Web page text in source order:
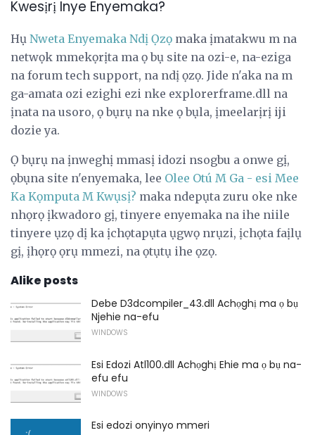
Kwesịrị Inye Enyemaka?
Hụ Nweta Enyemaka Ndị Ọzọ maka ịmatakwu m na
netwọk mmekọrịta ma ọ bụ site na ozi-e, na-eziga
na forum tech support, na ndị ọzọ. Jide n'aka na m
ga-amata ozi ezighi ezi nke explorerframe.dll na
ịnata na usoro, ọ bụrụ na nke ọ bụla, ịmeelarịrị iji
dozie ya.
Ọ bụrụ na ịnweghị mmasị idozi nsogbu a onwe gị,
ọbụna site n'enyemaka, lee Olee Otú M Ga - esi Mee
Ka Kọmputa M Kwụsị? maka ndepụta zuru oke nke
nhọrọ ịkwadoro gị, tinyere enyemaka na ihe niile
tinyere ụzọ dị ka ịchọtapụta ụgwọ nrụzi, ịchọta faịlụ
gị, ịhọrọ ọrụ mmezi, na ọtụtụ ihe ọzọ.
Alike posts
Debe D3dcompiler_43.dll Achọghị ma ọ bụ
Njehie na-efu
WINDOWS
Esi Edozi Atl100.dll Achọghị Ehie ma ọ bụ na-
efu efu
WINDOWS
Esi edozi onyinyo mmeri